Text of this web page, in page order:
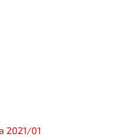
2021/01